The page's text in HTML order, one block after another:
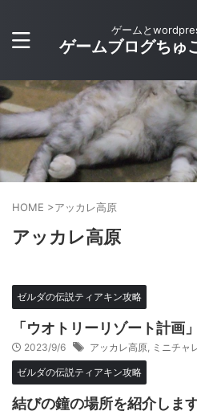
ゲームと
ゲームブログちゅ
HOME >アッカレ高原
アッカレ高原
ゼルダの伝説ティアキン攻略
「ウオトリーリゾート計画
2023/9/6 アッカレ高原 ミニチャ
ゼルダの伝説ティアキン攻略
結びの鐘の場所を紹介しま